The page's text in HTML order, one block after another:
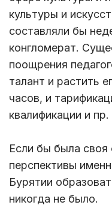
культуры и
составляли бы
конгломерат.
поощрения
талант и растить
часов, и
квалификации и пр.
Если бы была
перспективы
Бурятии
никогда не было.